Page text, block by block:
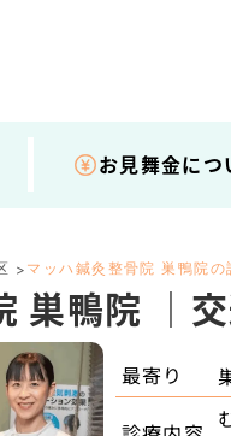
お見舞金につ
> マッハ鍼灸整骨院 巣鴨院の
巣鴨院 ｜
最寄り